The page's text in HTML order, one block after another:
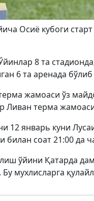
Осиё кубоги
8 та
6 та аренада бўлиб
жамоаси ўз
Ливан терма
12 январь куни
билан соат 21:00 да
ўйини Қатарда
мухлисларга